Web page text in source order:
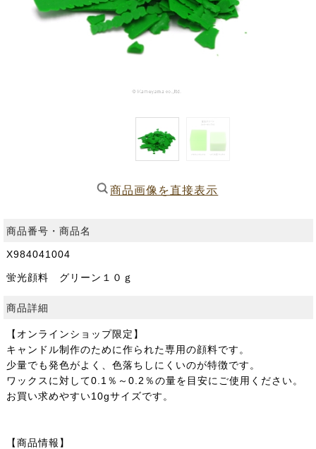
商品画像を直接表示
商品番号・商品名
X984041004
蛍光顔料 グリーン１０ｇ
商品詳細
【オンラインショップ限定】
キャンドル制作のために作られた専用の顔料です。
少量でも発色がよく、色落ちしにくいのが特徴です。
ワックスに対して0.1％～0.2％の量を目安にご使用ください。
お買い求めやすい10gサイズです。
【商品情報】